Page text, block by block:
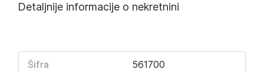
Detaljnije informacije o nekretnini
Šifra 561700